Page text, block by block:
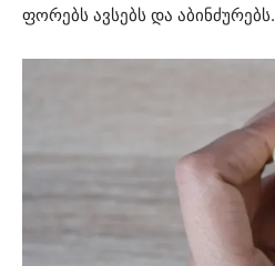
ფორებს ავსებს და აბინძურებს.